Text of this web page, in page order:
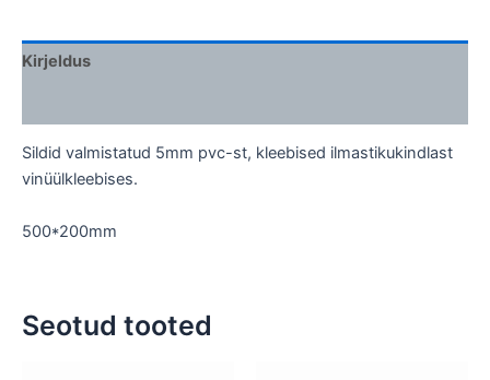
Kirjeldus
Sildid valmistatud 5mm pvc-st, kleebised ilmastikukindlast
vinüülkleebises.
500*200mm
Seotud tooted